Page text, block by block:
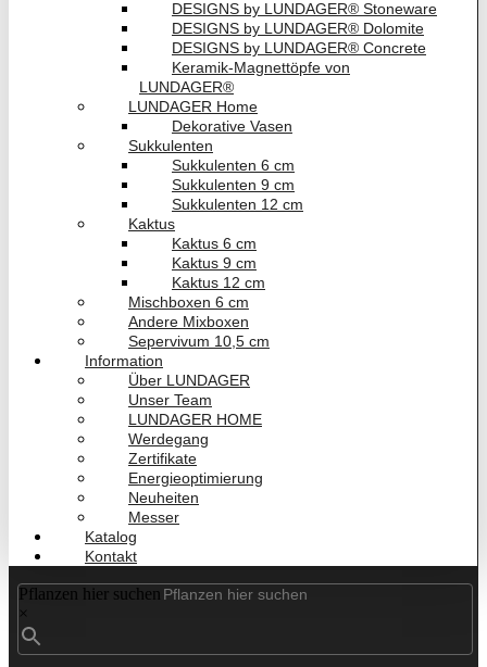
DESIGNS by LUNDAGER® Stoneware
DESIGNS by LUNDAGER® Dolomite
DESIGNS by LUNDAGER® Concrete
Keramik-Magnettöpfe von
LUNDAGER®
LUNDAGER Home
Dekorative Vasen
Sukkulenten
Sukkulenten 6 cm
Sukkulenten 9 cm
Sukkulenten 12 cm
Kaktus
Kaktus 6 cm
Kaktus 9 cm
Kaktus 12 cm
Mischboxen 6 cm
Andere Mixboxen
Sepervivum 10,5 cm
Information
Über LUNDAGER
Unser Team
LUNDAGER HOME
Werdegang
Zertifikate
Energieoptimierung
Neuheiten
Messer
Katalog
Kontakt
Pflanzen hier suchen
×